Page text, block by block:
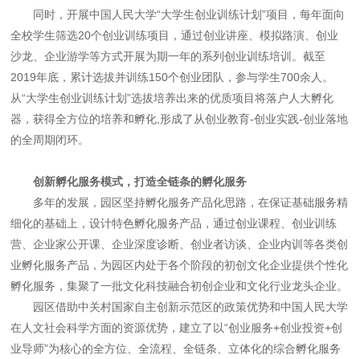
同时，开展中国人民大学“大学生创业训练计划”项目，每年面向
全校学生筛选20个创业训练项目，通过创业讲座、模拟路演、创业
沙龙、企业游学等方式开展为期一年的系列创业训练培训。截至
2019年底，累计选拔并训练150个创业团队，参与学生700余人。
从“大学生创业训练计划”选拔培养出来的优质项目将落户人大孵化
器，获得全方位的培养和孵化,形成了从创业教育-创业实践-创业落地
的全周期闭环。
创新孵化服务模式，打造全链条的孵化服务
多年的发展，园区坚持孵化服务产品化思路，在保证基础服务精
细化的基础上，设计特色孵化服务产品，通过创业课程、创业训练
营、企业家公开课、企业深度诊断、创业者访谈、企业内训等各类创
业孵化服务产品，为园区内处于各个阶段的初创文化企业提供个性化
孵化服务，集聚了一批文化科技融合初创企业和文化行业龙头企业。
园区借助中关村国家自主创新示范区的政策优势和中国人民大学
在人文社会科学方面的资源优势，建立了以“创业服务+创业投资+创
业导师”为核心的全方位、全流程、全链条、立体化的综合孵化服务